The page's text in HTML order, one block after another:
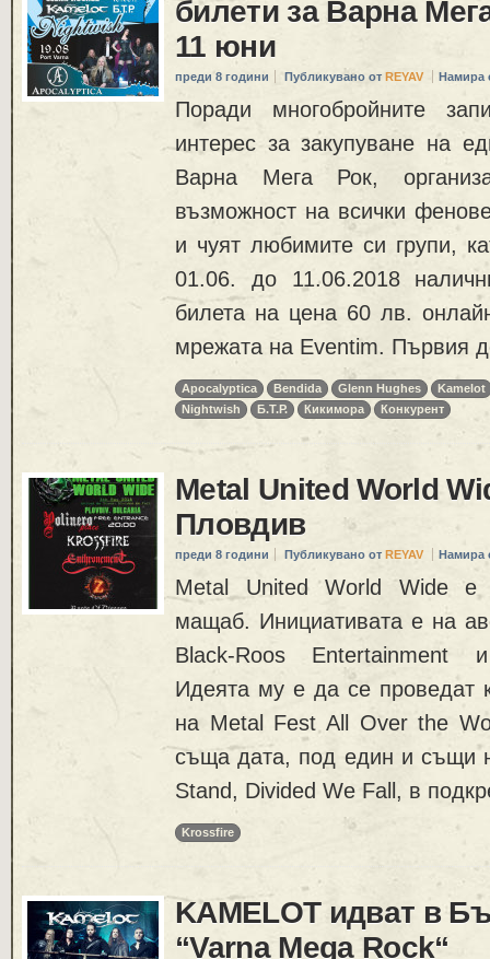
билети за Варна
11 юни
преди 8 години Публикувано от REYAV Намира
Поради многобройните
интерес за закупуване на
Варна Мега Рок,
възможност на всички
и чуят любимите си групи,
01.06. до 11.06.2018
билета на цена 60 лв.
мрежата на Eventim. Първия
Apocalyptica Bendida Glenn Hughes
Kamelot
Nightwish
Б.Т.Р. Кикимора Конкурент
Metal United World
Пловдив
преди 8 години Публикувано от REYAV Намира
Metal United World Wide е
мащаб. Инициативата е на
Black-Roos Entertainment
Идеята му е да се проведат
на Metal Fest All Over the
съща дата, под един и същи
Stand, Divided We Fall, в
Krossfire
KAMELOT идват в
“Varna Mega Rock“